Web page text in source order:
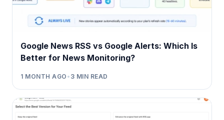
Google News RSS vs Google Alerts: Which Is
Better for News Monitoring?
1 MONTH AGO • 3 MIN READ